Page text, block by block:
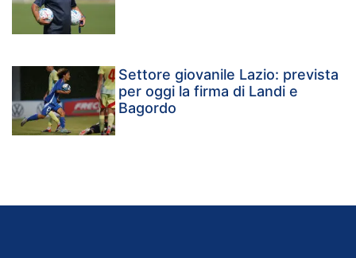
Settore giovanile Lazio: prevista
per oggi la firma di Landi e
Bagordo